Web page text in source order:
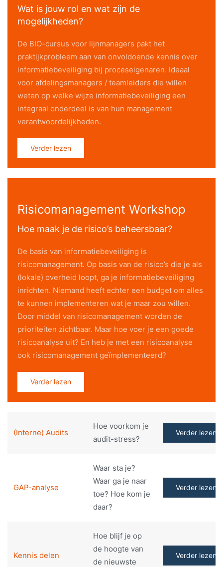
Wat is jouw rol en wat zijn de
mogelijkheden?
De BIO-cursus voor lijnmanagers pakt het
praktijkprobleem aan van onvoldoende kennis over
informatiebeveiliging bij proceseigenaren. Ideaal
voor afdelingsmanagers / teamleiders die willen
weten op welke wijze informatiebeveiliging een
integraal onderdeel is van hun management
verantwoordelijkheden.
Verder lezen
Risicomanagement Workshop
Hoe maak je de risico’s beheersbaar?
De basis van informatiebeveiliging is
risicomanagement. Op basis van de risico’s die je als
(lokale) overheid loopt, ga je informatiebeveiliging
inrichten. Niemand heeft echter een budget om alles
te kunnen implementeren wat je maar zou willen.
Door middel van risicomanagement worden de
prioriteiten zichtbaar. Maar hoe voer je een goede
risicoanalyse uit? En heb je met een risicoanalyse
ook risicomanagement geïmplementeerd?
Verder lezen
(Interne) Audits
Hoe voorkom je
audit-stress?
Verder lezen
GAP-analyse
Waar sta je?
Waar ga je naar
toe? Hoe kom je
daar?
Verder lezen
Kennis delen
Hoe blijf je op
de hoogte van
de nieuwste
Verder lezen